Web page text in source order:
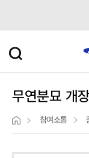
무연분묘 개
참여소통